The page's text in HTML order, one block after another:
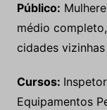
Público:
médio
cidades vizinhas
Cursos:
Equipamentos